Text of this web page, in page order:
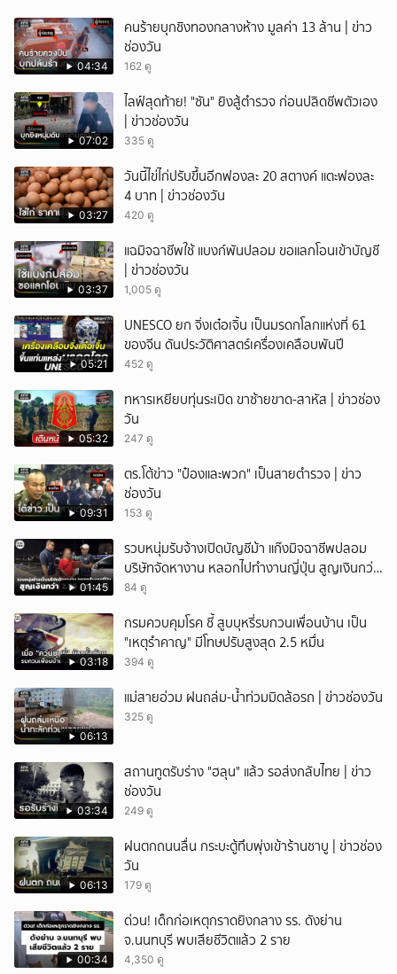
04:34
คนร้ายบุกชิงทองกลางห้าง มูลค่า 13 ล้าน | ข่าว
ช่องวัน
162 ดู
07:02
ไลฟ์สุดท้าย! "ซัน" ยิงสู้ตำรวจ ก่อนปลิดชีพตัวเอง
| ข่าวช่องวัน
335 ดู
03:27
วันนี้ไข่ไก่ปรับขึ้นอีกฟองละ 20 สตางค์ แตะฟองละ
4 บาท | ข่าวช่องวัน
420 ดู
03:37
แฉมิจฉาชีพใช้ แบงก์พันปลอม ขอแลกโอนเข้าบัญชี
| ข่าวช่องวัน
1,005 ดู
05:21
UNESCO ยก จิ่งเต๋อเจิ้น เป็นมรดกโลกแห่งที่ 61
ของจีน ดันประวัติศาสตร์เครื่องเคลือบพันปี
452 ดู
05:32
ทหารเหยียบทุ่นระเบิด ขาซ้ายขาด-สาหัส | ข่าวช่อง
วัน
247 ดู
09:31
ตร.โต้ข่าว "ป๋องและพวก" เป็นสายตำรวจ | ข่าว
ช่องวัน
153 ดู
01:45
รวบหนุ่มรับจ้างเปิดบัญชีม้า แก๊งมิจฉาชีพปลอม
บริษัทจัดหางาน หลอกไปทำงานญี่ปุ่น สูญเงินกว่า
2.96 แสนบาท
84 ดู
03:18
กรมควบคุมโรค ชี้ สูบบุหรี่รบกวนเพื่อนบ้าน เป็น
"เหตุรำคาญ" มีโทษปรับสูงสุด 2.5 หมื่น
394 ดู
06:13
แม่สายอ่วม ฝนถล่ม-น้ำท่วมมิดล้อรถ | ข่าวช่องวัน
325 ดู
03:34
สถานทูตรับร่าง "ฮลุน" แล้ว รอส่งกลับไทย | ข่าว
ช่องวัน
249 ดู
06:13
ฝนตกถนนลื่น กระบะตู้ทึบพุ่งเข้าร้านชาบู | ข่าวช่อง
วัน
179 ดู
00:34
ด่วน! เด็กก่อเหตุกราดยิงกลาง รร. ดังย่าน
จ.นนทบุรี พบเสียชีวิตแล้ว 2 ราย
4,350 ดู